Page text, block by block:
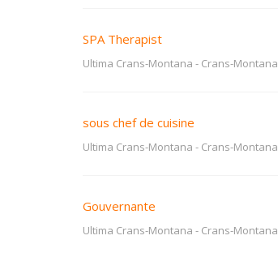
SPA Therapist
Ultima Crans-Montana - Crans-Montana
sous chef de cuisine
Ultima Crans-Montana - Crans-Montana
Gouvernante
Ultima Crans-Montana - Crans-Montana